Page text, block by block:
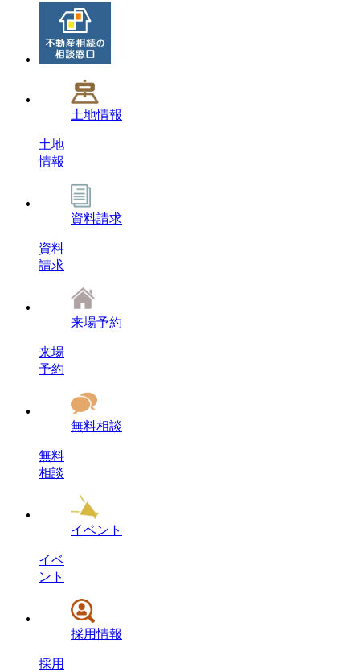
土地情報
土地
情報
資料請求
資料
請求
来場予約
来場
予約
無料相談
無料
相談
イベント
イベ
ント
採用情報
採用